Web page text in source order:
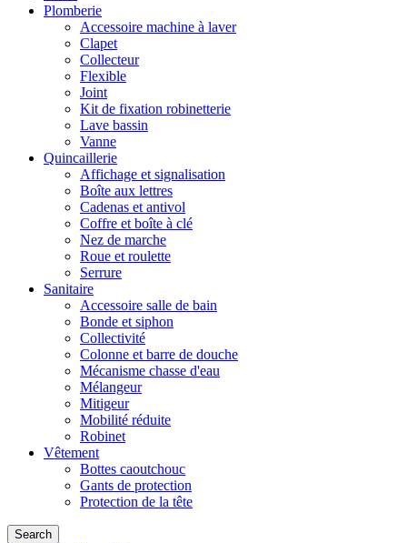
Plomberie
Accessoire machine à laver
Clapet
Collecteur
Flexible
Joint
Kit de fixation robinetterie
Lave bassin
Vanne
Quincaillerie
Affichage et signalisation
Boîte aux lettres
Cadenas et antivol
Coffre et boîte à clé
Nez de marche
Roue et roulette
Serrure
Sanitaire
Accessoire salle de bain
Bonde et siphon
Collectivité
Colonne et barre de douche
Mécanisme chasse d'eau
Mélangeur
Mitigeur
Mobilité réduite
Robinet
Vêtement
Bottes caoutchouc
Gants de protection
Protection de la tête
Search